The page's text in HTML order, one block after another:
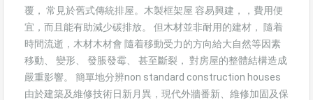
覆， 常見於舊式傳統排屋。木製框架屋 容易興建，，費用便
宜，而且能有助減少碳排放。 但木材並非耐用的建材， 隨着
時間流逝，木材木材會 隨着移動受力的方向給大自然等因素
移動、 變形、 發脹發霉、 甚至斷裂， 對房屋的整體結構造成
嚴重影響。 簡單地分辨non standard construction houses
由於建築及維修技術日新月異，現代外牆番新、維修加固及保